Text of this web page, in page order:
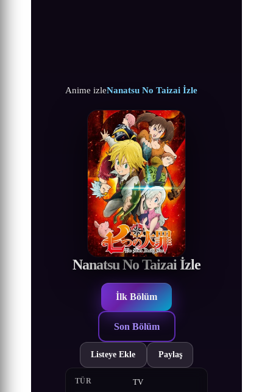
Anime izleNanatsu No Taizai İzle
Nanatsu No Taizai İzle
İlk Bölüm
Son Bölüm
Listeye Ekle Paylaş
TÜR TV